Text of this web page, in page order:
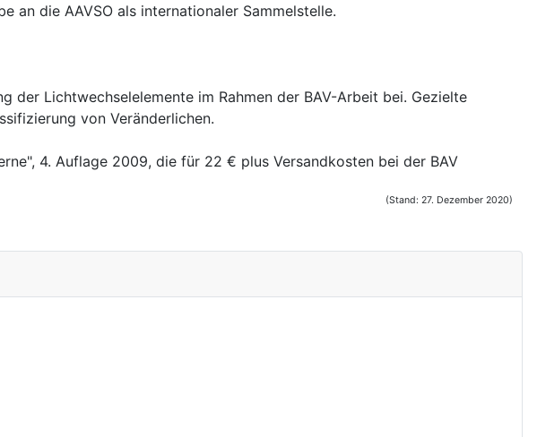
an die AAVSO als internationaler Sammelstelle.
der Lichtwechselelemente im Rahmen der BAV-Arbeit bei. Gezielte
von Veränderlichen.
, 4. Auflage 2009, die für 22 € plus Versandkosten bei der BAV
(Stand: 27. Dezember 2020)